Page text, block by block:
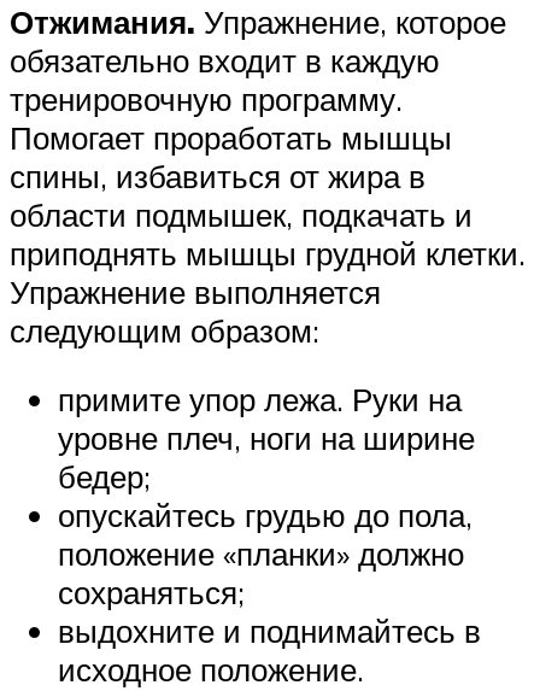
Отжимания. Упражнение, которое
обязательно входит в каждую
тренировочную программу.
Помогает проработать мышцы
спины, избавиться от жира в
области подмышек, подкачать и
приподнять мышцы грудной клетки.
Упражнение выполняется
следующим образом:
примите упор лежа. Руки на
уровне плеч, ноги на ширине
бедер;
опускайтесь грудью до пола,
положение «планки» должно
сохраняться;
выдохните и поднимайтесь в
исходное положение.